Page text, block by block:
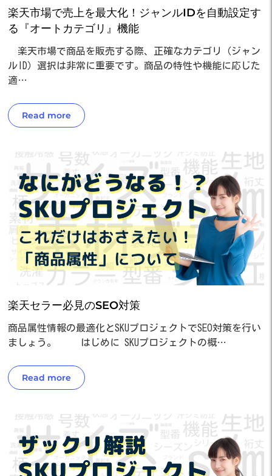
楽天市場で売上を最大化！ジャンルIDを自動設定す
る『オートカテゴリ』機能
楽天市場で商品を販売する際、正確なカテゴリ（ジャン
ルID）選択は非常に重要です。商品の特性や機能に応じた
適…
Read more
楽天セラー必見のSEO対策
商品属性情報の最適化とSKUプロジェクトでSEO対策を行い
ましょう。 はじめに SKUプロジェクトの概…
Read more